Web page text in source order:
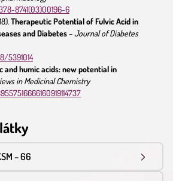
8741(03)00196-6
Therapeutic Potential of Fulvic Acid in
and Diabetes–Journal of Diabetes
5391014
and humic acids: new potential in
in Medicinal Chemistry
– 66